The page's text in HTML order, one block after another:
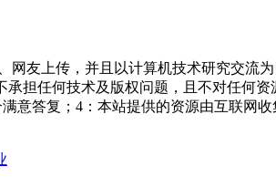
网友上传，并且以计算机技术研究交流
担任何技术及版权问题，且不对任何
满意答复；4：本站提供的资源由互联